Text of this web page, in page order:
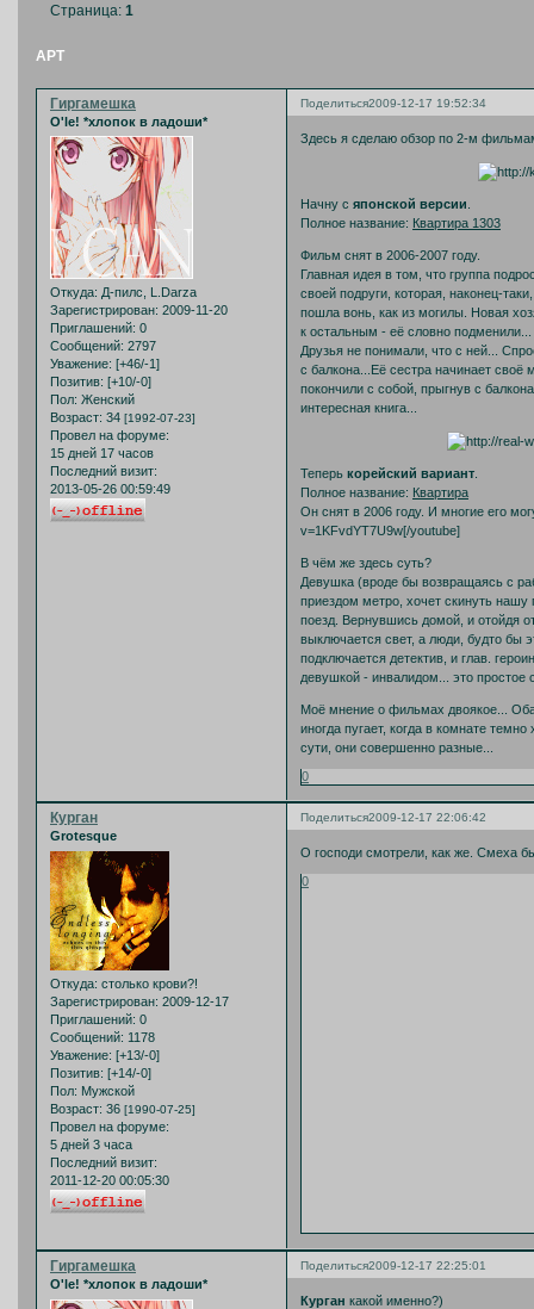
APT
Страница:1
Поделиться2009-12-17 19:52:34
Гиргамешка
O'le! *хлопок в ладоши*
Откуда: Д-пилс, L.Darza
Зарегистрирован: 2009-11-20
Приглашений: 0
Сообщений: 2797
Уважение: [+46/-1]
Позитив: [+10/-0]
Пол: Женский
Возраст: 34 [1992-07-23]
Провел на форуме:
15 дней 17 часов
Последний визит:
2013-05-26 00:59:49
Здесь я сделаю обзор по 2-м
Начну с японской версии
Полное название: Квартира 1303
Фильм снят в 2006-2007 году.
Главная идея в том, что группа
своей подруги, которая, наконец-
пошла вонь, как из могилы. Новая
к остальным - её словно
Друзья не понимали, что с ней...
с балкона...Её сестра начинает
покончили с собой, прыгнув с
интересная книга...
Теперь корейский вариант
Полное название: Квартира
Он снят в 2006 году. И многие его
v=1KFvdYT7U9w[/youtube]
В чём же здесь суть?
Девушка (вроде бы возвращаясь с
приездом метро, хочет скинуть
поезд. Вернувшись домой, и отойдя
выключается свет, а люди, будто бы
подключается детектив, и глав.
девушкой - инвалидом... это простое
Моё мнение о фильмах двоякое...
иногда пугает, когда в комнате
сути, они совершенно разные...
0
Поделиться2009-12-17 22:06:42
Курган
Grotesque
Откуда: столько крови?!
Зарегистрирован: 2009-12-17
Приглашений: 0
Сообщений: 1178
Уважение: [+13/-0]
Позитив: [+14/-0]
Пол: Мужской
Возраст: 36 [1990-07-25]
Провел на форуме:
5 дней 3 часа
Последний визит:
2011-12-20 00:05:30
О господи смотрели, как же. Смеха
0
Поделиться2009-12-17 22:25:01
Гиргамешка
O'le! *хлопок в ладоши*
Курган какой именно?)